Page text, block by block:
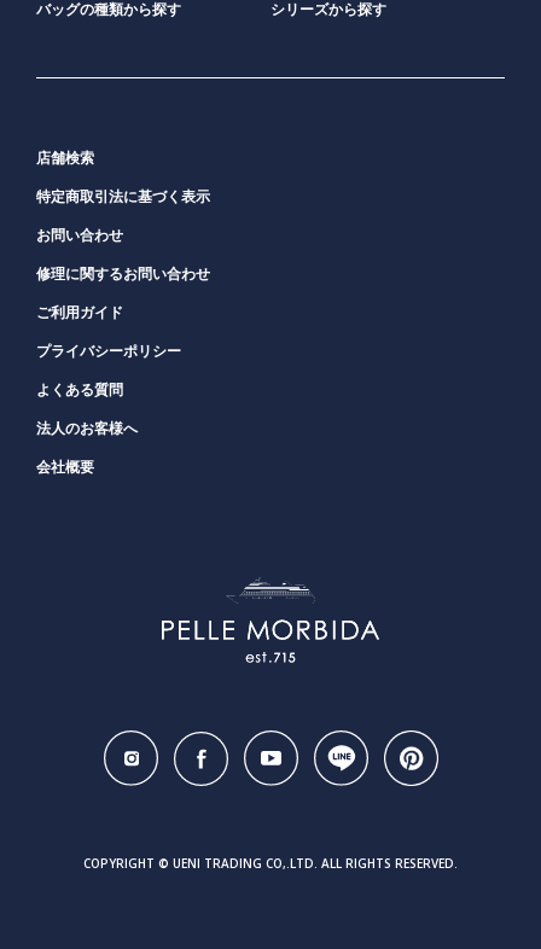
COPYRIGHT © UENI TRADING CO,.LTD. ALL RIGHTS RESERVED.
バッグの種類から探す シリーズから探す
店舗検索
特定商取引法に基づく表示
お問い合わせ
修理に関するお問い合わせ
ご利用ガイド
プライバシーポリシー
よくある質問
法人のお客様へ
会社概要